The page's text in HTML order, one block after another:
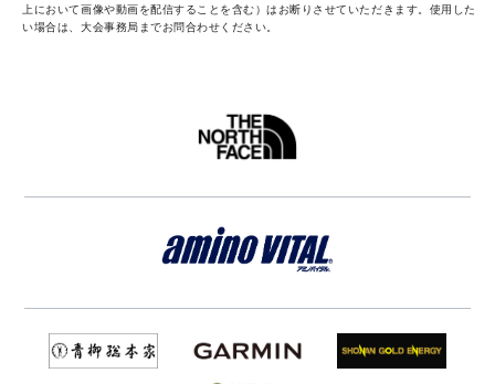
上において画像や動画を配信することを含む）はお断りさせていただきます。使用した
い場合は、大会事務局までお問合わせください。